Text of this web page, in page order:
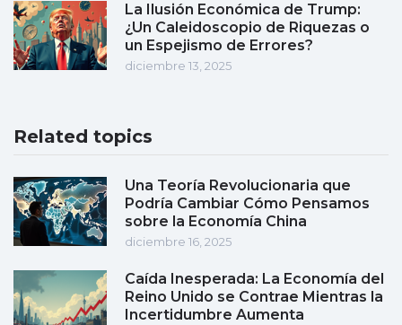
La Ilusión Económica de Trump:
¿Un Caleidoscopio de Riquezas o
un Espejismo de Errores?
diciembre 13, 2025
Related topics
Una Teoría Revolucionaria que
Podría Cambiar Cómo Pensamos
sobre la Economía China
diciembre 16, 2025
Caída Inesperada: La Economía del
Reino Unido se Contrae Mientras la
Incertidumbre Aumenta